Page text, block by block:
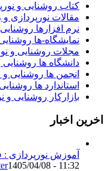
کتاب روشنایی و
مقالات نورپردازی
نرم افزارها
نمایشگاه-ها
مجلات روشنایی و
دانشگاه ها روشنایی
انجمن ها روشنایی و
استاندارد ها
بازارکار روشنایی و
اخرین اخبار
آموزش نورپردازی :
1405/04/08 - 11:32